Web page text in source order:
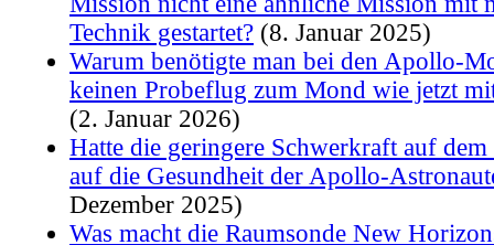
Technik gestartet? (8. Januar 2025)
Warum benötigte man bei den Apollo-
keinen Probeflug zum Mond wie jetzt
(2. Januar 2026)
Hatte die geringere Schwerkraft auf
auf die Gesundheit der Apollo-
Dezember 2025)
Was macht die Raumsonde New